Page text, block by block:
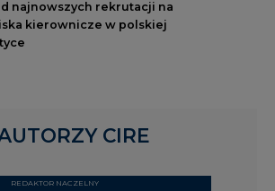
najnowszych rekrutacji na
kierownicze w polskiej
REDAKTOR NACZELNY
CIRE